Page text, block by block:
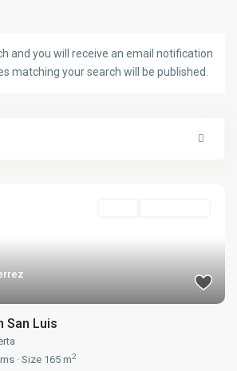
and you will receive an email notification
matching your search will be published.
San Luis
· Size 165 m2